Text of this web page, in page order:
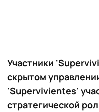
Участники
скрытом
'Supervivientes'
стратегической